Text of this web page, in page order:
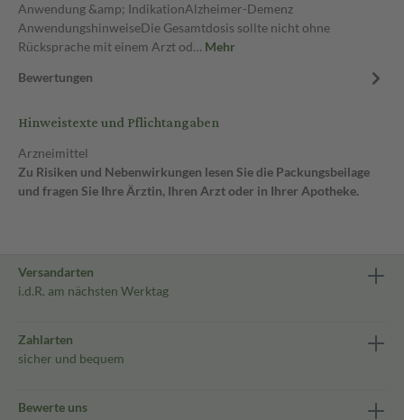
Anwendung &amp; IndikationAlzheimer-Demenz
AnwendungshinweiseDie Gesamtdosis sollte nicht ohne
Rücksprache mit einem Arzt od… Mehr
Bewertungen
Hinweistexte und Pflichtangaben
Arzneimittel
Zu Risiken und Nebenwirkungen lesen Sie die Packungsbeilage
und fragen Sie Ihre Ärztin, Ihren Arzt oder in Ihrer Apotheke.
Versandarten
i.d.R. am nächsten Werktag
Zahlarten
sicher und bequem
Bewerte uns